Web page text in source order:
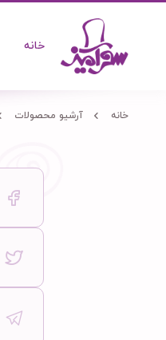
خانه
خانه آرشیو محصولات